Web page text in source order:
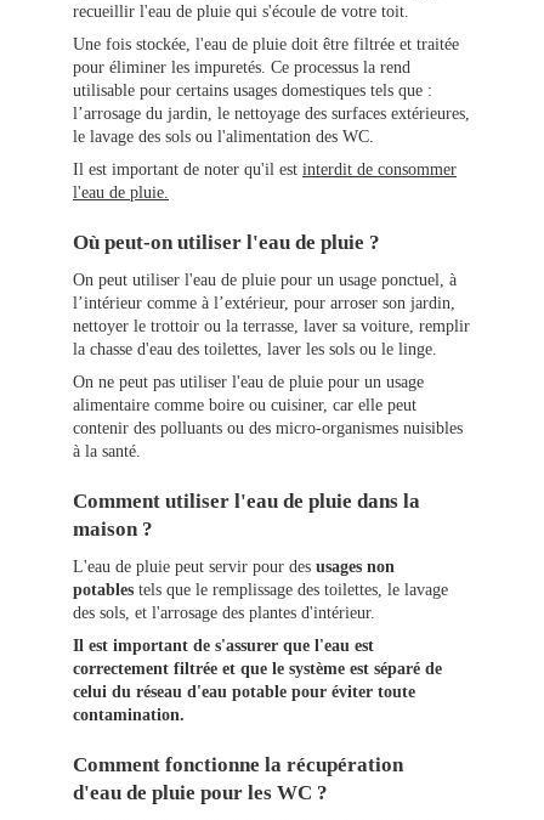
recueillir l'eau de pluie qui s'écoule de votre toit.
Une fois stockée, l'eau de pluie doit être filtrée et traitée
pour éliminer les impuretés. Ce processus la rend
utilisable pour certains usages domestiques tels que :
l’arrosage du jardin, le nettoyage des surfaces extérieures,
le lavage des sols ou l'alimentation des WC.
Il est important de noter qu'il est interdit de consommer
l'eau de pluie.
Où peut-on utiliser l'eau de pluie ?
On peut utiliser l'eau de pluie pour un usage ponctuel, à
l’intérieur comme à l’extérieur, pour arroser son jardin,
nettoyer le trottoir ou la terrasse, laver sa voiture, remplir
la chasse d'eau des toilettes, laver les sols ou le linge.
On ne peut pas utiliser l'eau de pluie pour un usage
alimentaire comme boire ou cuisiner, car elle peut
contenir des polluants ou des micro-organismes nuisibles
à la santé.
Comment utiliser l'eau de pluie dans la
maison ?
L'eau de pluie peut servir pour des usages non
potables tels que le remplissage des toilettes, le lavage
des sols, et l'arrosage des plantes d'intérieur.
Il est important de s'assurer que l'eau est
correctement filtrée et que le système est séparé de
celui du réseau d'eau potable pour éviter toute
contamination.
Comment fonctionne la récupération
d'eau de pluie pour les WC ?